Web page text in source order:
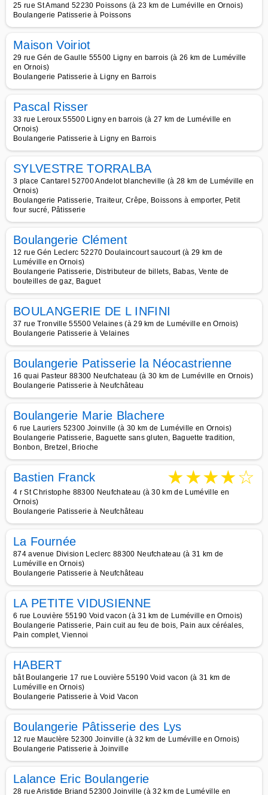
25 rue St Amand 52230 Poissons (à 23 km de Luméville en Ornois)
Boulangerie Patisserie à Poissons
Maison Voiriot
29 rue Gén de Gaulle 55500 Ligny en barrois (à 26 km de Luméville
en Ornois)
Boulangerie Patisserie à Ligny en Barrois
Pascal Risser
33 rue Leroux 55500 Ligny en barrois (à 27 km de Luméville en
Ornois)
Boulangerie Patisserie à Ligny en Barrois
SYLVESTRE TORRALBA
3 place Cantarel 52700 Andelot blancheville (à 28 km de Luméville en
Ornois)
Boulangerie Patisserie, Traiteur, Crêpe, Boissons à emporter, Petit
four sucré, Pâtisserie
Boulangerie Clément
12 rue Gén Leclerc 52270 Doulaincourt saucourt (à 29 km de
Luméville en Ornois)
Boulangerie Patisserie, Distributeur de billets, Babas, Vente de
bouteilles de gaz, Baguet
BOULANGERIE DE L INFINI
37 rue Tronville 55500 Velaines (à 29 km de Luméville en Ornois)
Boulangerie Patisserie à Velaines
Boulangerie Patisserie la Néocastrienne
16 quai Pasteur 88300 Neufchateau (à 30 km de Luméville en Ornois)
Boulangerie Patisserie à Neufchâteau
Boulangerie Marie Blachere
6 rue Lauriers 52300 Joinville (à 30 km de Luméville en Ornois)
Boulangerie Patisserie, Baguette sans gluten, Baguette tradition,
Bonbon, Bretzel, Brioche
Bastien Franck ★★★★☆
4 r St Christophe 88300 Neufchateau (à 30 km de Luméville en
Ornois)
Boulangerie Patisserie à Neufchâteau
La Fournée
874 avenue Division Leclerc 88300 Neufchateau (à 31 km de
Luméville en Ornois)
Boulangerie Patisserie à Neufchâteau
LA PETITE VIDUSIENNE
6 rue Louvière 55190 Void vacon (à 31 km de Luméville en Ornois)
Boulangerie Patisserie, Pain cuit au feu de bois, Pain aux céréales,
Pain complet, Viennoi
HABERT
bât Boulangerie 17 rue Louvière 55190 Void vacon (à 31 km de
Luméville en Ornois)
Boulangerie Patisserie à Void Vacon
Boulangerie Pâtisserie des Lys
12 rue Mauclère 52300 Joinville (à 32 km de Luméville en Ornois)
Boulangerie Patisserie à Joinville
Lalance Eric Boulangerie
28 rue Aristide Briand 52300 Joinville (à 32 km de Luméville en